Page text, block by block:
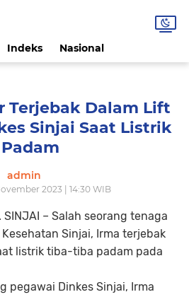
Indeks Nasional
Terjebak Dalam Lift
Sinjai Saat Listrik
Padam
admin
2023 | 14:30 WIB
SINJAI – Salah seorang tenaga
Sinjai, Irma terjebak
listrik tiba-tiba padam pada
pegawai Dinkes Sinjai, Irma